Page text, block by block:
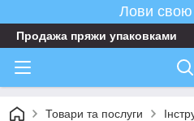
Лови свою
Продажа пряжи упаковками
Товари та послуги